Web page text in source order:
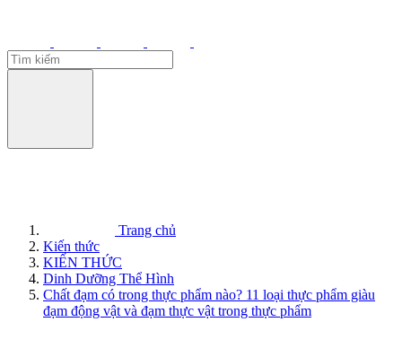
Trang chủ
Kiến thức
KIẾN THỨC
Dinh Dưỡng Thể Hình
Chất đạm có trong thực phẩm nào? 11 loại thực phẩm giàu
đạm động vật và đạm thực vật trong thực phẩm